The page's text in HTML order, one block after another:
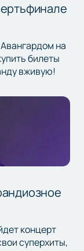
на
билеты
вживую!
концерт
суперхиты,